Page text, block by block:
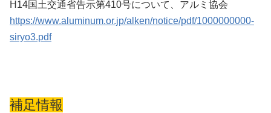
H14国土交通省告示第410号について、アルミ協会
https://www.aluminum.or.jp/alken/notice/pdf/1000000000-
siryo3.pdf
補足情報